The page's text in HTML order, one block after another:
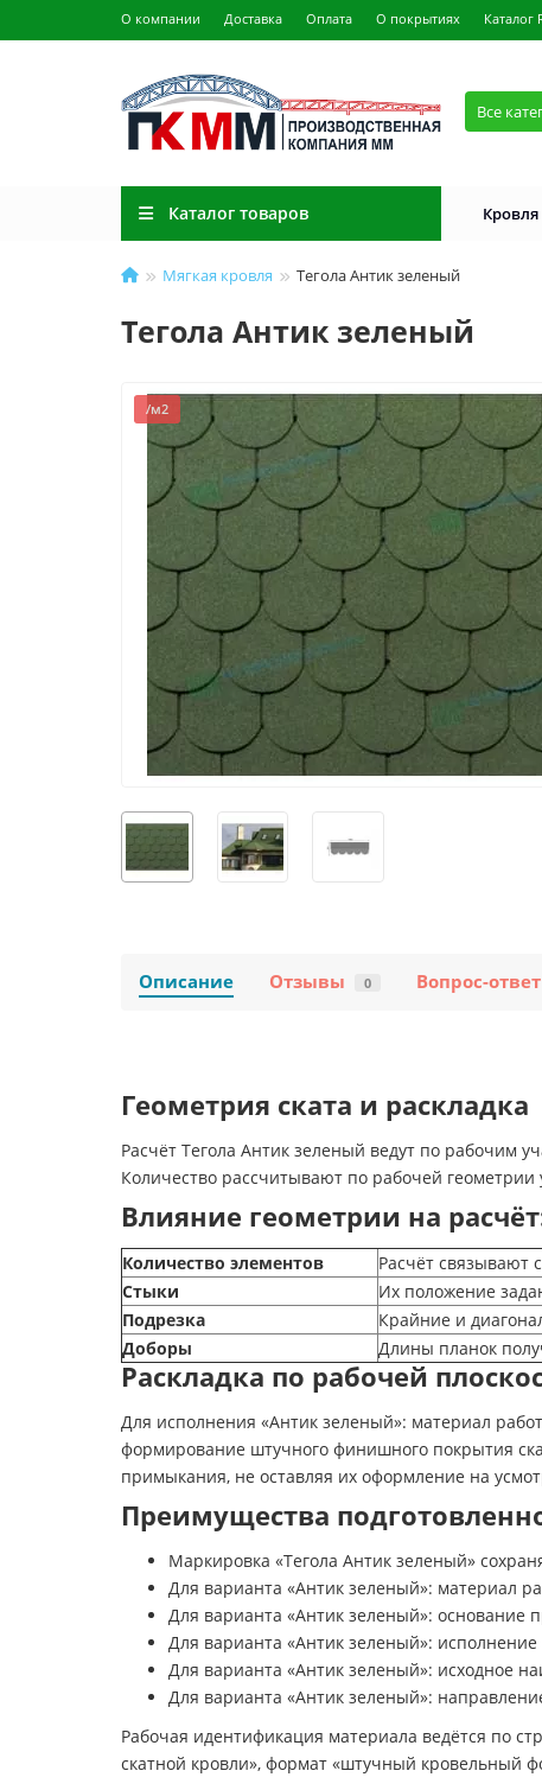
О компании Доставка Оплата О покрытиях Каталог
Все
Каталог товаров Кровля
Мягкая кровля Тегола Антик зеленый
Тегола Антик зеленый
/м2
Описание Отзывы 0 Вопрос-ответ
Геометрия ската и раскладка
Расчёт Тегола Антик зеленый ведут по рабочим
Количество рассчитывают по рабочей геометрии
Влияние геометрии на
Количество элементов
Расчёт связывают
Стыки
Их положение
Подрезка
Крайние и
Доборы
Длины планок
Раскладка по рабочей
Для исполнения «Антик зеленый»: материал
формирование штучного финишного покрытия
примыкания, не оставляя их оформление на
Преимущества
Маркировка «Тегола Антик зеленый»
Для варианта «Антик зеленый»: материал
Для варианта «Антик зеленый»: основание
Для варианта «Антик зеленый»:
Для варианта «Антик зеленый»: исходное
Для варианта «Антик зеленый»:
Рабочая идентификация материала ведётся по
скатной кровли», формат «штучный кровельный